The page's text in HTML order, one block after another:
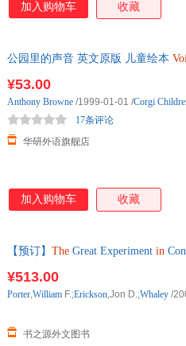
加入购物车 收藏
公园里的声音 英文原版 儿童绘本
¥53.00
华研外语旗舰店
17条评论
Anthony Browne /1999-01-01 /Corgi
加入购物车 收藏
【预订】 The Great Experiment in
¥513.00
书之源外文图书
Porter,William F.;Erickson,Jon D.;Whaley /